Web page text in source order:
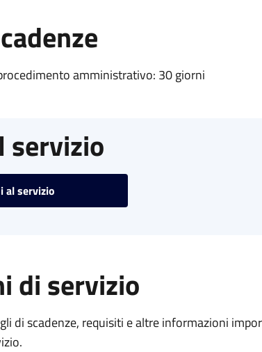
amministrativo: 30 giorni
servizio
al servizio
di servizio
di scadenze, requisiti e altre informazioni